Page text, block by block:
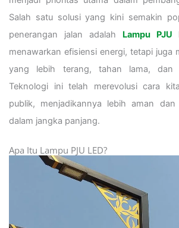
Salah satu solusi yang kini semakin
penerangan jalan adalah Lampu PJU
menawarkan efisiensi energi, tetapi juga
yang lebih terang, tahan lama, dan
Teknologi ini telah merevolusi cara
publik, menjadikannya lebih aman
dalam jangka panjang.
Apa Itu Lampu PJU LED?